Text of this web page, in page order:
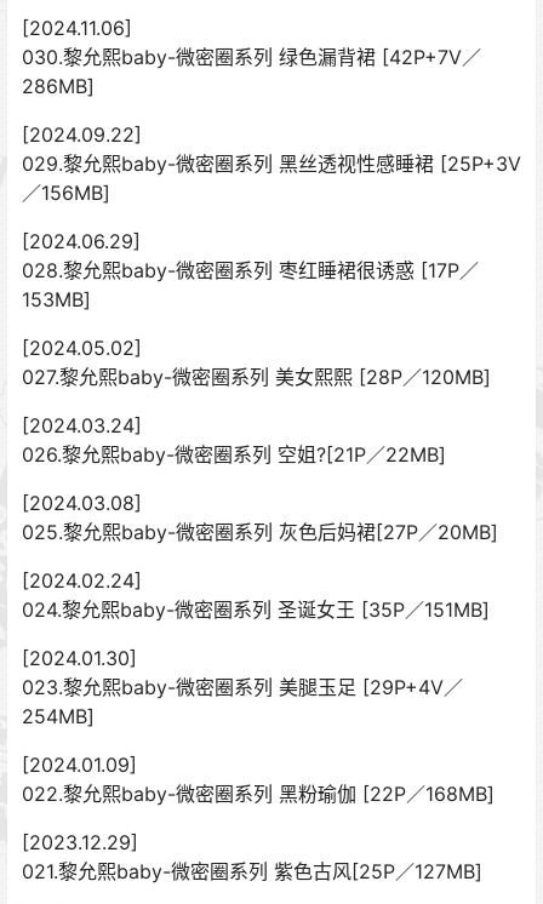
[2024.11.06]
030.黎允熙baby-微密圈系列 绿色漏背裙 [42P+7V／
286MB]
[2024.09.22]
029.黎允熙baby-微密圈系列 黑丝透视性感睡裙 [25P+3V
／156MB]
[2024.06.29]
028.黎允熙baby-微密圈系列 枣红睡裙很诱惑 [17P／
153MB]
[2024.05.02]
027.黎允熙baby-微密圈系列 美女熙熙 [28P／120MB]
[2024.03.24]
026.黎允熙baby-微密圈系列 空姐?[21P／22MB]
[2024.03.08]
025.黎允熙baby-微密圈系列 灰色后妈裙[27P／20MB]
[2024.02.24]
024.黎允熙baby-微密圈系列 圣诞女王 [35P／151MB]
[2024.01.30]
023.黎允熙baby-微密圈系列 美腿玉足 [29P+4V／
254MB]
[2024.01.09]
022.黎允熙baby-微密圈系列 黑粉瑜伽 [22P／168MB]
[2023.12.29]
021.黎允熙baby-微密圈系列 紫色古风[25P／127MB]